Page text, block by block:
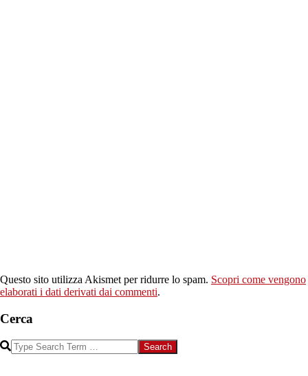
Questo sito utilizza Akismet per ridurre lo spam. Scopri come vengono
elaborati i dati derivati dai commenti.
Cerca
Search